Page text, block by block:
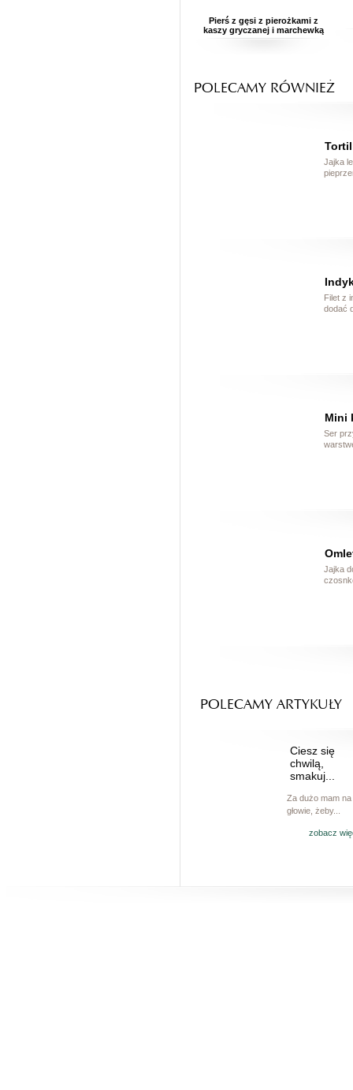
Pierś z gęsi z pierożkami z
kaszy gryczanej i marchewką
POLECAMY RÓWNIEŻ
Jajka
Filet z
dodać
Mini
Ser
Jajka
POLECAMY ARTYKUŁY
Ciesz się
chwilą,
smakuj...
Za dużo mam na
głowie, żeby...
zobacz